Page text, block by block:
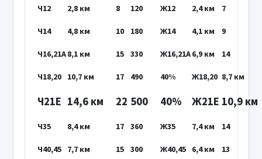
Ч12 2,8 км 8 120 Ж12 2,4 км 7
Ч14 4,8 км 10 180 Ж14 4,1 км 9
Ч16,21А8,1 км 15 330 Ж16,21А6,9 км 14
Ч18,20 10,7 км 17 490 40% Ж18,20 8,7 км
Ч21Е 14,6 км 22 500 40% Ж21Е 10,9 км
Ч35 8,4 км 17 360 Ж35 7,4 км 14
Ч40,45 7,7 км 15 300 Ж40,45 6,4 км 13